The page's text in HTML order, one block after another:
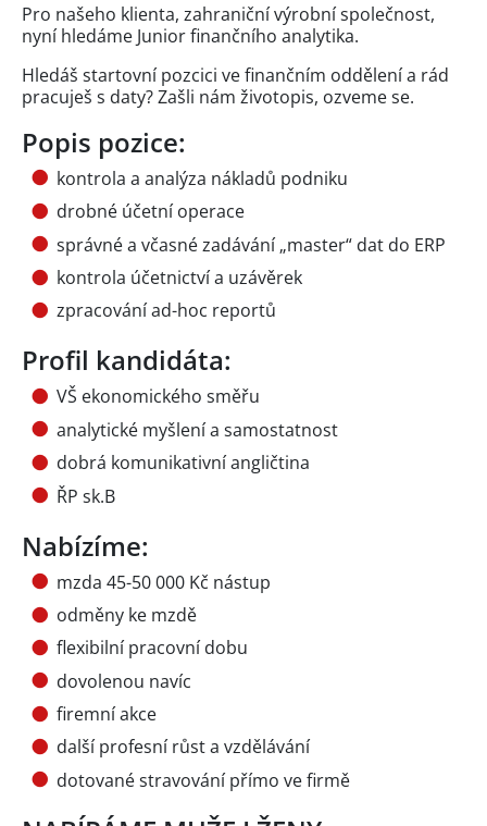
Pro našeho klienta, zahraniční výrobní společnost,
nyní hledáme Junior finančního analytika.
Hledáš startovní pozcici ve finančním oddělení a rád
pracuješ s daty? Zašli nám životopis, ozveme se.
Popis pozice:
kontrola a analýza nákladů podniku
drobné účetní operace
správné a včasné zadávání „master“ dat do ERP
kontrola účetnictví a uzávěrek
zpracování ad-hoc reportů
Profil kandidáta:
VŠ ekonomického směřu
analytické myšlení a samostatnost
dobrá komunikativní angličtina
ŘP sk.B
Nabízíme:
mzda 45-50 000 Kč nástup
odměny ke mzdě
flexibilní pracovní dobu
dovolenou navíc
firemní akce
další profesní růst a vzdělávání
dotované stravování přímo ve firmě